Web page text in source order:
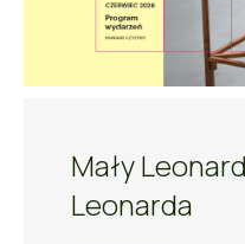
Mały
Leonarda